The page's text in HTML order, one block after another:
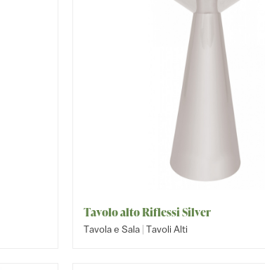
Tavolo alto Riflessi Silver
Tavola e Sala | Tavoli Alti